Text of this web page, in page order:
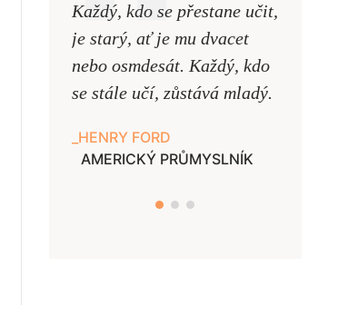
Každý, kdo se přestane učit,
je starý, ať je mu dvacet
nebo osmdesát. Každý, kdo
se stále učí, zůstává mladý.
HENRY FORD
AMERICKÝ PRŮMYSLNÍK